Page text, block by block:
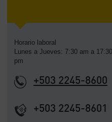
Horario laboral
Lunes a Jueves: 7:30 am a
pm
+503 2245-8600
+503 2245-8601